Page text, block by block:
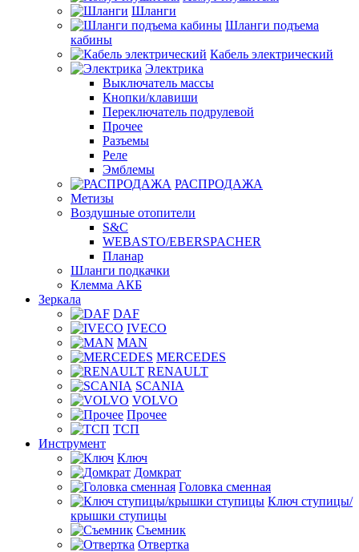
Шланги
Шланги подъема
кабины
Кабель электрический
Электрика
Выключатель массы
Кнопки/клавиши
Переключатель подрулевой
Прочее
Разъемы
Реле
Эмблемы
РАСПРОДАЖА
Метизы
Воздушные отопители
S&C
WEBASTO/EBERSPACHER
Планар
Шланги подкачки
Клемма АКБ
Зеркала
DAF
IVECO
MAN
MERCEDES
RENAULT
SCANIA
VOLVO
Прочее
ТСП
Инструмент
Ключ
Домкрат
Головка сменная
Ключ ступицы/
крышки ступицы
Съемник
Отвертка